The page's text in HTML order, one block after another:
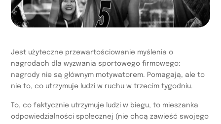
Jest użyteczne przewartościowanie myślenia o
nagrodach dla wyzwania sportowego firmowego:
nagrody nie są głównym motywatorem. Pomagają, ale to
nie to, co utrzymuje ludzi w ruchu w trzecim tygodniu.
To, co faktycznie utrzymuje ludzi w biegu, to mieszanka
odpowiedzialności społecznej (nie chcą zawieść swojego